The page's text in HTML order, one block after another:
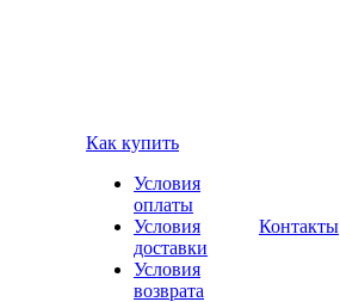
Как купить
Условия
оплаты
Условия
доставки
Условия
возврата
Контакты